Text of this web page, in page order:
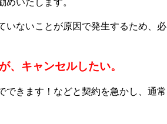
いないことが原因で発生するため、必
キャンセルしたい。
きます！などと契約を急かし、通常